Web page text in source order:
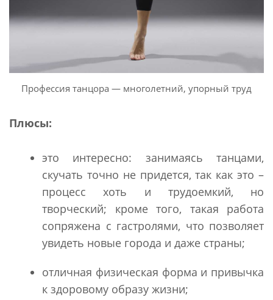
Профессия танцора — многолетний, упорный труд
Плюсы:
это интересно: занимаясь танцами,
скучать точно не придется, так как это –
процесс хоть и трудоемкий, но
творческий; кроме того, такая работа
сопряжена с гастролями, что позволяет
увидеть новые города и даже страны;
отличная физическая форма и привычка
к здоровому образу жизни;